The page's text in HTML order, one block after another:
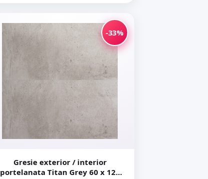
-33%
Gresie exterior / interior
portelanata Titan Grey 60 x 120